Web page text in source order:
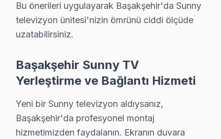
S: Başakşehir'de Sunny Smart panel yazılım
C: Evet; Başakşehir servisimizde Android TV, Tizen,
C: Başakşehir servisimizde söz konusu model Kayıt
S: Başakşehir'de Sunny 4K modeli modelinde hangi
S: Başakşehir'de Sunny TV Smart arayüzü
C: Başakşehir servisimize başvurmadan önce şunları
Bu önerileri uygulayarak Başakşehir'da Sunny
televizyon ünitesi'nizin ömrünü ciddi ölçüde
uzatabilirsiniz.
Başakşehir Sunny TV
Yerleştirme ve Bağlantı Hizmeti
Yeni bir Sunny televizyon aldıysanız,
Başakşehir'da profesyonel montaj
hizmetimizden faydalanın. Ekranın duvara